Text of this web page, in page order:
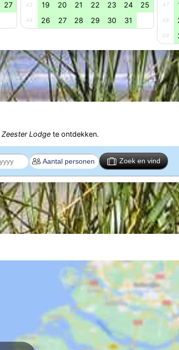
27 43 19 20 21 22 23 24 25
44 26 27 28 29 30 31
47
48
49
Zeester Lodgete ontdekken.
Zoek en vind